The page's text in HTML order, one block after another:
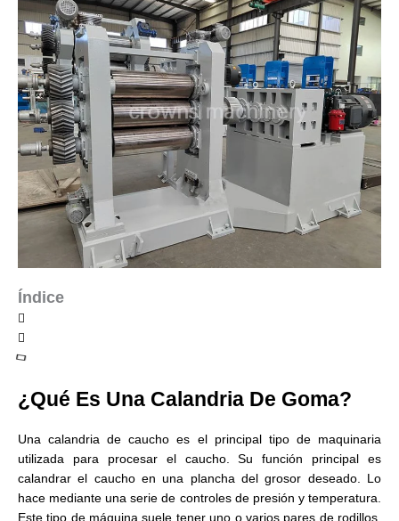
Índice
¿Qué Es Una Calandria De Goma?
Una calandria de caucho es el principal tipo de maquinaria
utilizada para procesar el caucho. Su función principal es
calandrar el caucho en una plancha del grosor deseado. Lo
hace mediante una serie de controles de presión y temperatura.
Este tipo de máquina suele tener uno o varios pares de rodillos.